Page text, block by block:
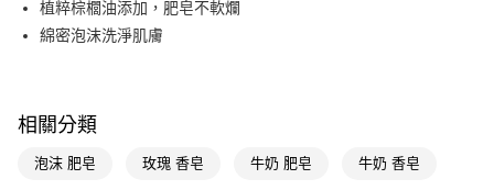
街口支付
AFTEE先享後付
相關說明
植粹棕櫚油添加，肥皂不軟爛
綿密泡沫洗淨肌膚
相關分類
泡沫 肥皂 玫瑰 香皂 牛奶 肥皂 牛奶 香皂